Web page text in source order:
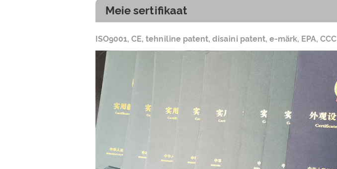
Meie sertifikaat
ISO9001, CE, tehniline patent, disaini patent, e-märk, EPA, CCC